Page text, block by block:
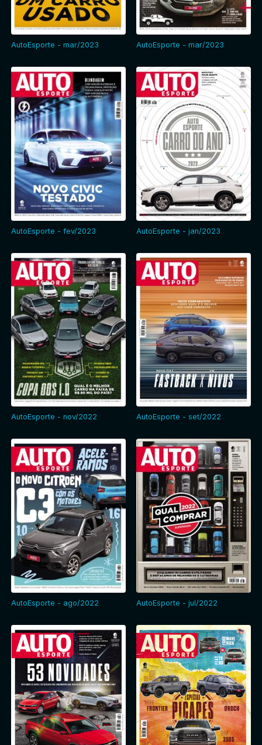
AutoEsporte - mar/2023 AutoEsporte - mar/2023
AutoEsporte - fev/2023 AutoEsporte - jan/2023
AutoEsporte - nov/2022 AutoEsporte - set/2022
AutoEsporte - ago/2022 AutoEsporte - jul/2022